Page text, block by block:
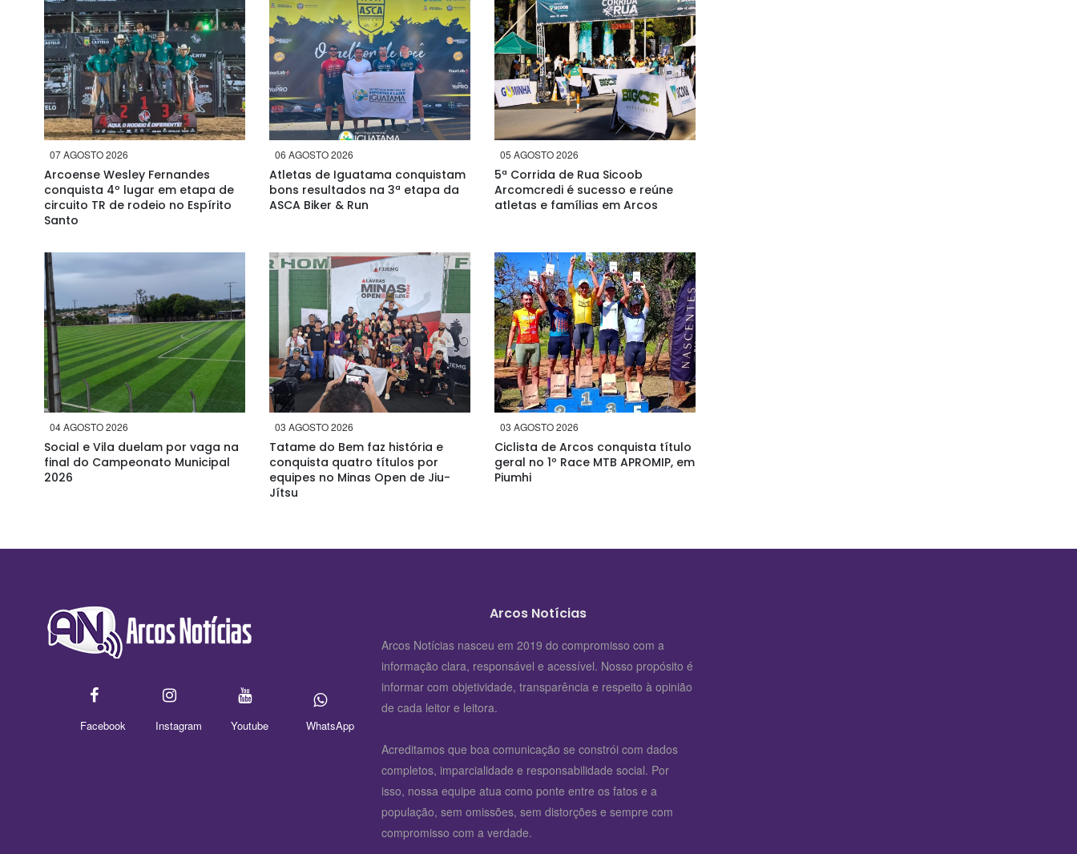
07 AGOSTO 2026
Arcoense Wesley Fernandes
conquista 4º lugar em etapa de
circuito TR de rodeio no Espírito
Santo
06 AGOSTO 2026
Atletas de Iguatama conquistam
bons resultados na 3ª etapa da
ASCA Biker & Run
05 AGOSTO 2026
5ª Corrida de Rua Sicoob
Arcomcredi é sucesso e reúne
atletas e famílias em Arcos
04 AGOSTO 2026
Social e Vila duelam por vaga na
final do Campeonato Municipal
2026
03 AGOSTO 2026
Tatame do Bem faz história e
conquista quatro títulos por
equipes no Minas Open de Jiu-
Jítsu
03 AGOSTO 2026
Ciclista de Arcos conquista título
geral no 1º Race MTB APROMIP, em
Piumhi
Facebook Instagram Youtube WhatsApp
Arcos Notícias
Arcos Notícias nasceu em 2019 do compromisso com a
informação clara, responsável e acessível. Nosso propósito é
informar com objetividade, transparência e respeito à opinião
de cada leitor e leitora.
Acreditamos que boa comunicação se constrói com dados
completos, imparcialidade e responsabilidade social. Por
isso, nossa equipe atua como ponte entre os fatos e a
população, sem omissões, sem distorções e sempre com
compromisso com a verdade.